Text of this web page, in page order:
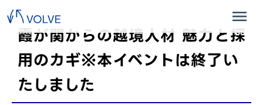
霞が関からの越境人材 魅力と採
用のカギ※本イベントは終了い
たしました